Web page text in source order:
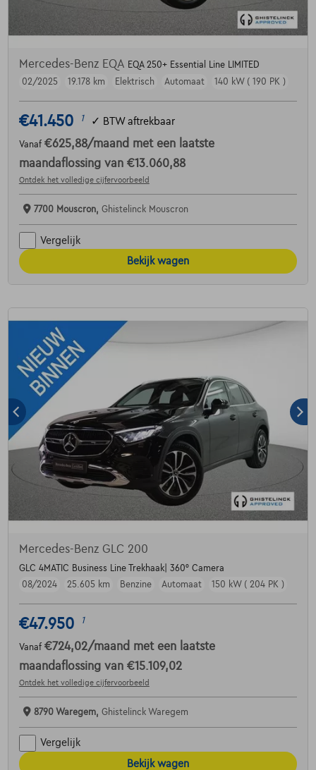
Mercedes-Benz EQA EQA 250+ Essential Line LIMITED
02/2025
19.178 km Elektrisch Automaat 140 kW ( 190 PK )
€41.450 1 ✓ BTW aftrekbaar
Vanaf €625,88/maand met een laatste
maandaflossing van €13.060,88
Ontdek het volledige cijfervoorbeeld
7700 Mouscron, Ghistelinck Mouscron
Vergelijk
Bekijk wagen
Mercedes-Benz GLC 200
GLC 4MATIC Business Line Trekhaak| 360° Camera
08/2024
25.605 km Benzine Automaat 150 kW ( 204 PK )
€47.950 1
Vanaf €724,02/maand met een laatste
maandaflossing van €15.109,02
Ontdek het volledige cijfervoorbeeld
8790 Waregem, Ghistelinck Waregem
Vergelijk
Bekijk wagen